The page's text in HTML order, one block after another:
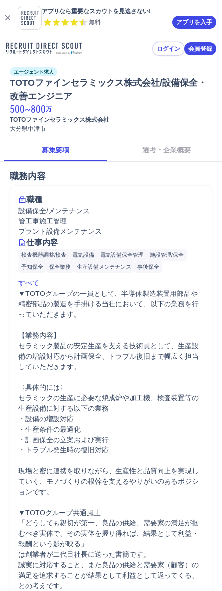
アプリなら重要なスカウトを見逃さない!
無料
アプリを入手
ログイン 会員登録
エージェント求人
TOTOファインセラミックス株式会社/設備保全・
改善エンジニア
500~800万
TOTOファインセラミックス株式会社
大分県中津市
募集要項 選考・企業概要
職務内容
職種
設備保全/メンテナンス
管工事施工管理
プラント設備メンテナンス
仕事内容
検査機器調整/検査 電気設備 電気設備保全管理
施設管理/保全
予知保全
保全業務 生産設備メンテナンス 事後保全
すべて
▼TOTOグループの一員として、半導体製造装置用部品や
精密部品の製造を手掛ける当社において、以下の業務を行
っていただきます。
【業務内容】
セラミック製品の安定生産を支える技術員として、生産設
備の増設対応から計画保全、トラブル復旧まで幅広く担当
していただきます。
〈具体的には〉
セラミックの生産に必要な焼成炉や加工機、検査装置等の
生産設備に対する以下の業務
・設備の増設対応
・生産条件の最適化
・計画保全の立案および実行
・トラブル発生時の復旧対応
現場と密に連携を取りながら、生産性と品質向上を実現し
ていく、モノづくりの根幹を支えるやりがいのあるポジシ
ョンです。
▼TOTOグループ共通風土
「どうしても親切が第一、良品の供給、需要家の満足が掴
むべき実体で、その実体を握り得れば、結果として利益・
報酬という影が映る」
は創業者が二代目社長に送った書簡です。
誠実に対応すること、また良品の供給と需要家（顧客）の
満足を追求することが結果として利益として返ってくる、
との考えです。